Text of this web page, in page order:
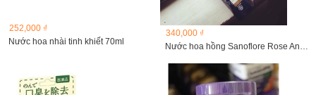
252,000 ₫
Nước hoa nhài tinh khiết 70ml
340,000 ₫
Nước hoa hồng Sanoflore Rose Ancienne Bio 200ml